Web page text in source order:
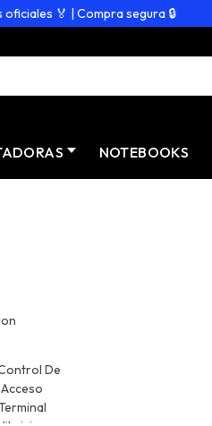
🏅 | Compra segura 🔒
NOTEBOOKS